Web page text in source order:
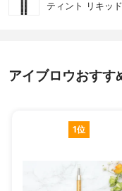
ティント リキッ
アイブロウおすす
1位